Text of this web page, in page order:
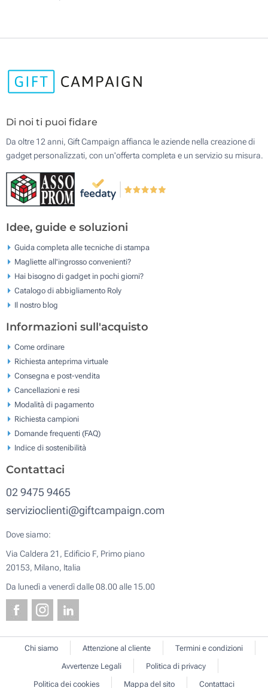
Di noi ti puoi fidare
Da oltre 12 anni, Gift Campaign affianca le aziende nella creazione di
gadget personalizzati, con un'offerta completa e un servizio su misura.
Idee, guide e soluzioni
Guida completa alle tecniche di stampa
Magliette all'ingrosso convenienti?
Hai bisogno di gadget in pochi giorni?
Catalogo di abbigliamento Roly
Il nostro blog
Informazioni sull'acquisto
Come ordinare
Richiesta anteprima virtuale
Consegna e post-vendita
Cancellazioni e resi
Modalità di pagamento
Richiesta campioni
Domande frequenti (FAQ)
Indice di sostenibilità
Contattaci
02 9475 9465
servizioclienti@giftcampaign.com
Dove siamo:
Via Caldera 21, Edificio F, Primo piano
20153, Milano, Italia
Da lunedì a venerdì dalle 08.00 alle 15.00
Chi siamo Attenzione al cliente
Termini e condizioni
Avvertenze Legali
Politica di privacy
Politica dei cookies
Mappa del sito Contattaci